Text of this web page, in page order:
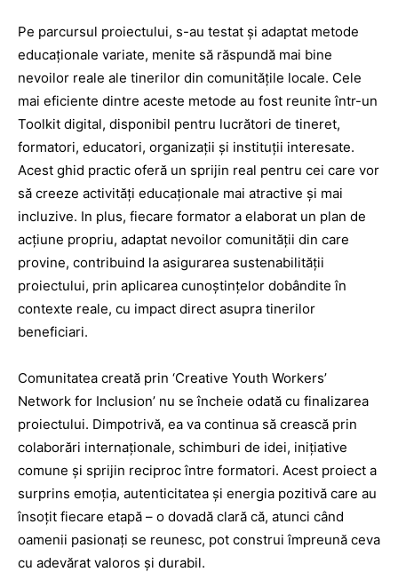
Pe parcursul proiectului, s-au testat și adaptat metode
educaționale variate, menite să răspundă mai bine
nevoilor reale ale tinerilor din comunitățile locale. Cele
mai eficiente dintre aceste metode au fost reunite într-un
Toolkit digital, disponibil pentru lucrători de tineret,
formatori, educatori, organizații și instituții interesate.
Acest ghid practic oferă un sprijin real pentru cei care vor
să creeze activități educaționale mai atractive și mai
incluzive. In plus, fiecare formator a elaborat un plan de
acțiune propriu, adaptat nevoilor comunității din care
provine, contribuind la asigurarea sustenabilității
proiectului, prin aplicarea cunoștințelor dobândite în
contexte reale, cu impact direct asupra tinerilor
beneficiari.
Comunitatea creată prin ‘Creative Youth Workers’
Network for Inclusion’ nu se încheie odată cu finalizarea
proiectului. Dimpotrivă, ea va continua să crească prin
colaborări internaționale, schimburi de idei, inițiative
comune și sprijin reciproc între formatori. Acest proiect a
surprins emoția, autenticitatea și energia pozitivă care au
însoțit fiecare etapă – o dovadă clară că, atunci când
oamenii pasionați se reunesc, pot construi împreună ceva
cu adevărat valoros și durabil.